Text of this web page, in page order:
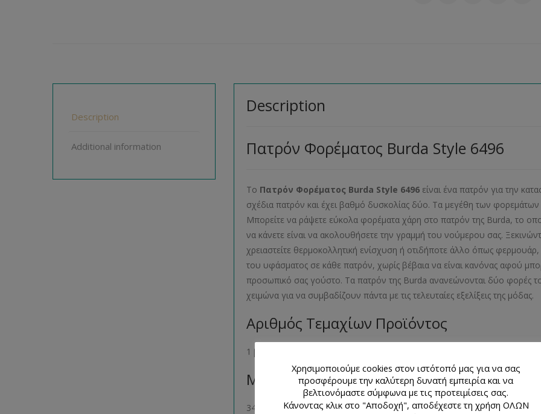
Description
Additional information
Description
Πατρόν Φορέματος Burda Style 6496
Το Πατρόν Φορέματος Burda Style 6496 είναι ένα πατρόν για την
σχέδια πατρόν και έχει βαθμό δυσκολίας δύο. Τα μεγέθη των φορεμάτων
Μπορείτε να ράψετε εύκολα φορέματα χάρη στο πατρόν της Burda, το
να κάνετε είναι να ακολουθήσετε την γραμμή του νούμερου σας.
χρειαστείτε θερμοκολλητική ενίσχυση ή οτιδήποτε άλλο όπως
του υφάσματος σε κάθε πατρόν, χωρίς βέβαια να είναι κανόνας αφού
προσωπικό σας γούστο. Τα πατρόν της Burda ανανεώνονται δύο φορές
χειμώνα για να συμβαδίζουν πάντα με τις τελευταίες εξελίξεις της
Αριθμός Τεμαχίων Προϊόντος
1 βιβλιαράκι με 2 σχέδια πατρόν
Μέγεθος Προϊόντος
34- 36- 38- 40- 42- 44- 46
Χρησιμοποιούμε cookies στον ιστότοπό μας για να σας
προσφέρουμε την καλύτερη δυνατή εμπειρία και να
βελτιονόμαστε σύμφωνα με τις προτειμίσεις σας.
Κάνοντας κλικ στο "Αποδοχή", αποδέχεστε τη χρήση ΟΛΩΝ